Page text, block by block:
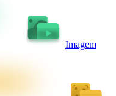
Imagem